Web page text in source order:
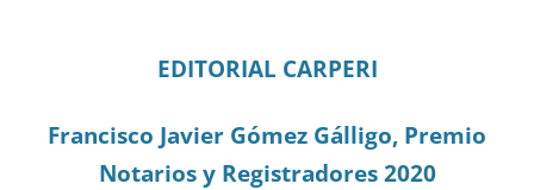
EDITORIAL CARPERI
Francisco Javier Gómez Gálligo, Premio
Notarios y Registradores 2020